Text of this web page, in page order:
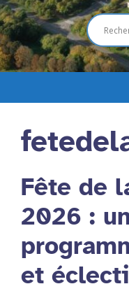
Fête de
2026 :
et